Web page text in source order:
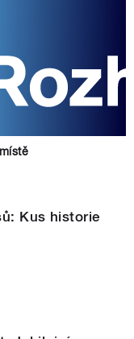
Kus historie